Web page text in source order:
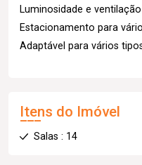
Luminosidade e
Estacionamento para
Adaptável para vários
Itens do Imóvel
Salas : 14